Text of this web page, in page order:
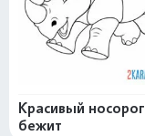
Красивый носорог
бежит